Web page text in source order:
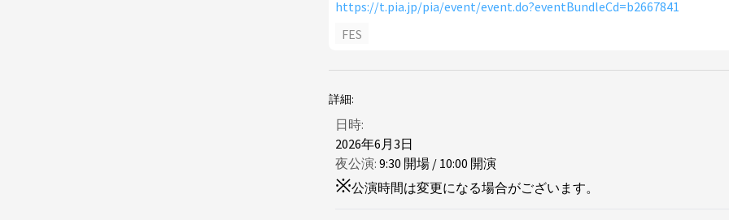
https://t.pia.jp/pia/event/event.do?eventBundleCd=b2667841
FES
詳細:
日時:
2026年6月3日
夜公演: 9:30 開場 / 10:00 開演
※公演時間は変更になる場合がございます。